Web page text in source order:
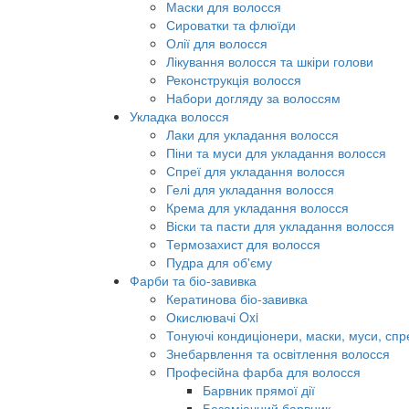
Маски для волосся
Сироватки та флюїди
Олії для волосся
Лікування волосся та шкіри голови
Реконструкція волосся
Набори догляду за волоссям
Укладка волосся
Лаки для укладання волосся
Піни та муси для укладання волосся
Спреї для укладання волосся
Гелі для укладання волосся
Крема для укладання волосся
Віски та пасти для укладання волосся
Термозахист для волосся
Пудра для об'єму
Фарби та біо-завивка
Кератинова біо-завивка
Окислювачі Oxi
Тонуючі кондиціонери, маски, муси,
Знебарвлення та освітлення волосся
Професійна фарба для волосся
Барвник прямої дії